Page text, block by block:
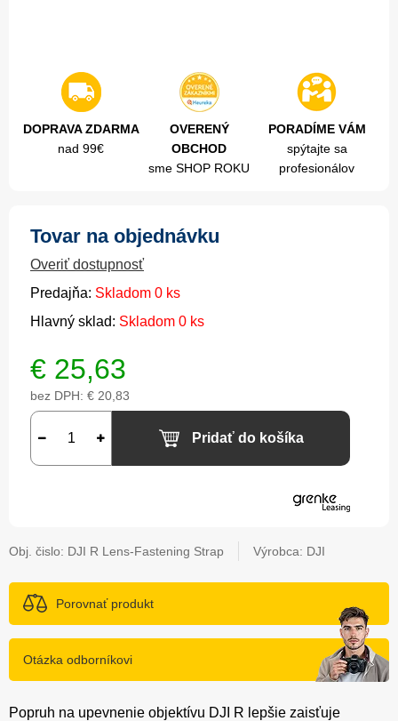
DOPRAVA ZDARMA
nad 99€
OVERENÝ
OBCHOD
sme SHOP ROKU
PORADÍME VÁM
spýtajte sa
profesionálov
Tovar na objednávku
Overiť dostupnosť
Predajňa: Skladom 0 ks
Hlavný sklad: Skladom 0 ks
€ 25,63
bez DPH: € 20,83
Pridať do košíka
Obj. čislo: DJI R Lens-Fastening Strap Výrobca: DJI
Porovnať produkt
Otázka odborníkovi
Popruh na upevnenie objektívu DJI R lepšie zaisťuje